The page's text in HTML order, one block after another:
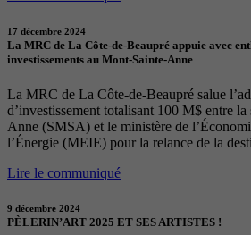
17 décembre 2024
La MRC de La Côte-de-Beaupré appuie avec
investissements au Mont-Sainte-Anne
La MRC de La Côte-de-Beaupré salue
d’investissement totalisant 100 M$ entre
Anne (SMSA) et le ministère de
l’Énergie (MEIE) pour la relance de la
Lire le communiqué
9 décembre 2024
PÈLERIN’ART 2025 ET SES ARTISTES !